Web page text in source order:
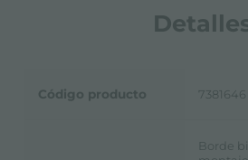
Código producto 7381646
Borde